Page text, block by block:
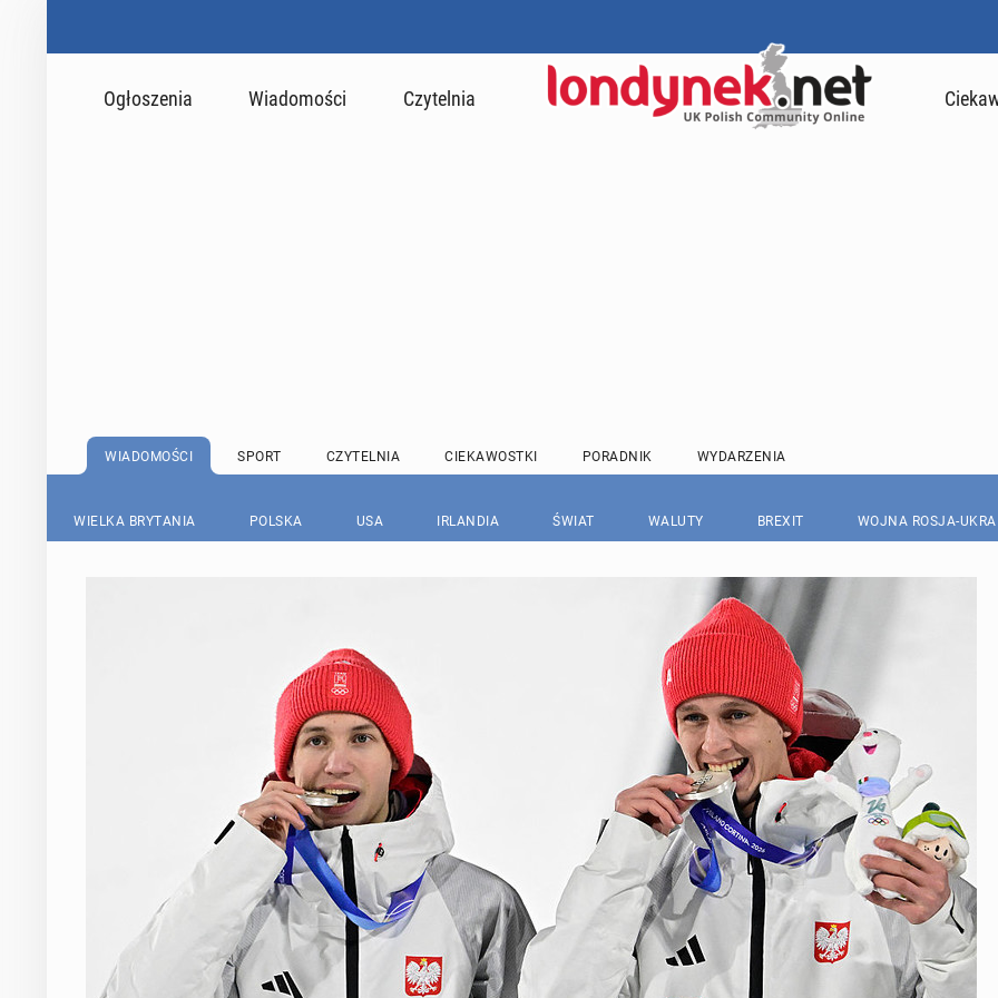
Ogłoszenia Wiadomości Czytelnia
WIADOMOŚCI SPORT CZYTELNIA CIEKAWOSTKI PORADNIK WYDARZENIA
WIELKA BRYTANIA POLSKA USA IRLANDIA ŚWIAT WALUTY BREXIT WOJNA ROSJA-